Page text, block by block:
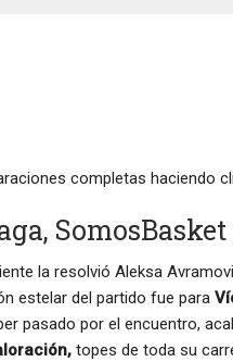
completas haciendo
la resolvió Aleksa
estelar del partido fue para
pasado por el encuentro,
topes de toda su